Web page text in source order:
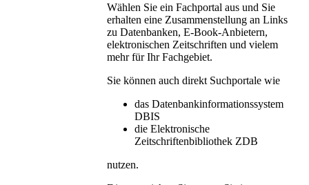
Wählen Sie ein Fachportal aus und Sie
erhalten eine Zusammenstellung an Links
zu Datenbanken, E-Book-Anbietern,
elektronischen Zeitschriften und vielem
mehr für Ihr Fachgebiet.
Sie können auch direkt Suchportale wie
das Datenbankinformationssystem
DBIS
die Elektronische
Zeitschriftenbibliothek ZDB
nutzen.